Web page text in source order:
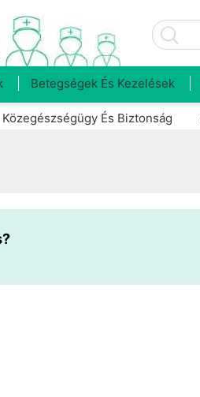
Betegségek És Kezelések
Közegészségügy És Biztonság